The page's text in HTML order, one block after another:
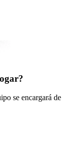
se encargará de